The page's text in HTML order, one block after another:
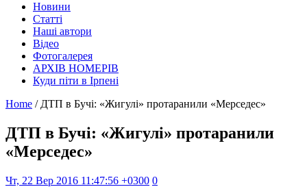
Новини
Статті
Наші автори
Відео
Фотогалерея
АРХІВ НОМЕРІВ
Куди піти в Ірпені
Home / ДТП в Бучі: «Жигулі» протаранили «Мерседес»
ДТП в Бучі: «Жигулі» протаранили
«Мерседес»
Чт, 22 Вер 2016 11:47:56 +0300 0